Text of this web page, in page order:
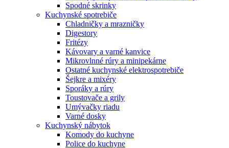
Spodné skrinky
Kuchynské spotrebiče
Chladničky a mrazničky
Digestory
Fritézy
Kávovary a varné kanvice
Mikrovlnné rúry a minipekárne
Ostatné kuchynské elektrospotrebiče
Šejkre a mixéry
Sporáky a rúry
Toustovače a grily
Umývačky riadu
Varné dosky
Kuchynský nábytok
Komody do kuchyne
Police do kuchyne